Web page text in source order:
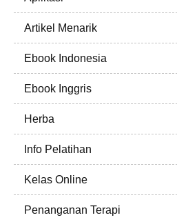
Artikel Menarik
Ebook Indonesia
Ebook Inggris
Herba
Info Pelatihan
Kelas Online
Penanganan Terapi